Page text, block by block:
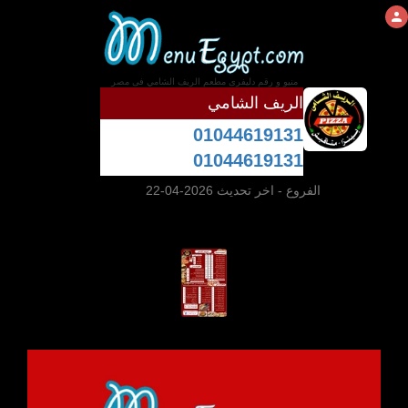
منيو و رقم دليفرى مطعم الريف الشامي فى مصر
الريف الشامي
01044619131
01044619131
الفروع - اخر تحديث 2026-04-22